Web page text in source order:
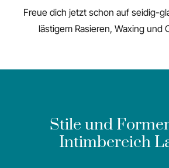
Freue dich jetzt schon auf seidig-
lästigem Rasieren, Waxing und
Stile und
Intimbereich